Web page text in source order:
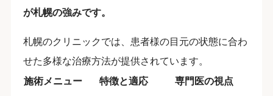
が札幌の強みです。
札幌のクリニックでは、患者様の目元の状態に合わ
せた多様な治療方法が提供されています。
施術メニュー
特徴と適応 専門医の視点